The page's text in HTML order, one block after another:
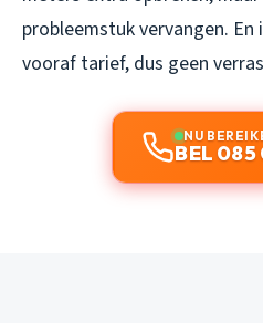
probleemstuk vervangen.
vooraf tarief, dus geen
NU
BEL 085